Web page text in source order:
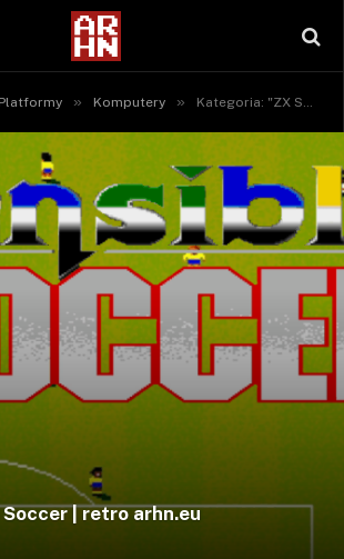
Platformy » Komputery » Kategoria: "ZX Spectrum"
| retro arhn.eu